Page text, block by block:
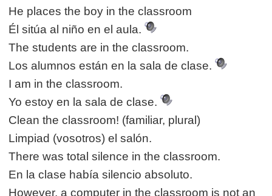
He places the boy in the classroom
Él sitúa al niño en el aula.
The students are in the classroom.
Los alumnos están en la sala de clase.
I am in the classroom.
Yo estoy en la sala de clase.
Clean the classroom! (familiar, plural)
Limpiad (vosotros) el salón.
There was total silence in the classroom.
En la clase había silencio absoluto.
However, a computer in the classroom is not an